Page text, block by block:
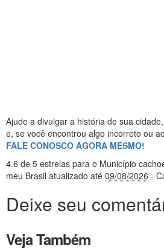
Ajude a divulgar a história de sua
e, se você encontrou algo incorreto ou
FALE CONOSCO AGORA MESMO!
4.6 de 5 estrelas para o Município
meu Brasil atualizado até 09/08/2026 -
Deixe seu
Veja Também